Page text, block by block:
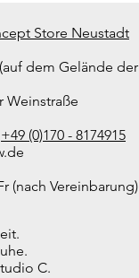
Store Neustadt
dem Gelände der
Weinstraße
+49 (0)170 - 8174915
(nach Vereinbarung)
C.